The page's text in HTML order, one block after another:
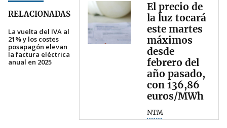
RELACIONADAS
La vuelta del IVA al
21% y los costes
posapagón elevan
la factura eléctrica
anual en 2025
El precio de
la luz tocará
este martes
máximos
desde
febrero del
año pasado,
con 136,86
euros/MWh
NTM